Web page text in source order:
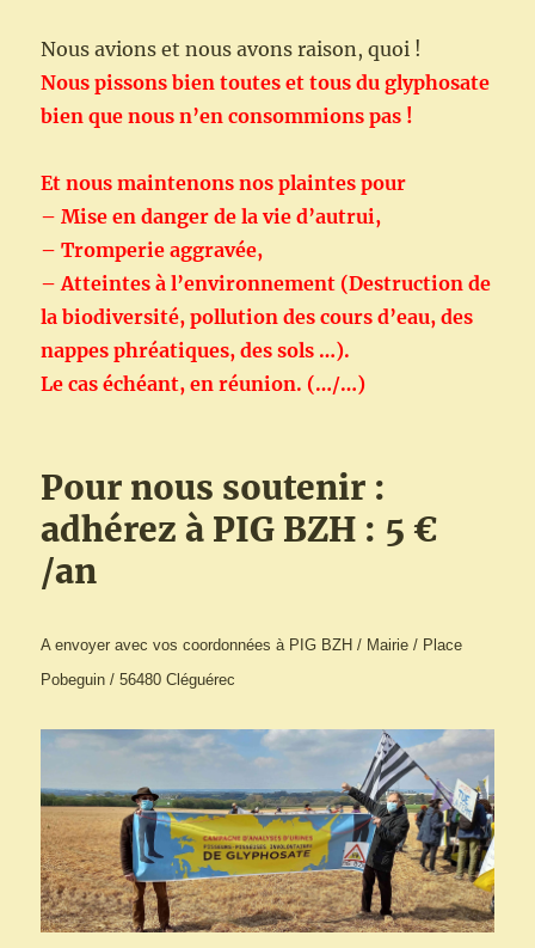
Nous avions et nous avons raison, quoi !
Nous pissons bien toutes et tous du glyphosate
bien que nous n’en consommions pas !
Et nous maintenons nos plaintes pour
– Mise en danger de la vie d’autrui,
– Tromperie aggravée,
– Atteintes à l’environnement (Destruction de
la biodiversité, pollution des cours d’eau, des
nappes phréatiques, des sols …).
Le cas échéant, en réunion. (…/…)
Pour nous soutenir :
adhérez à PIG BZH : 5 €
/an
A envoyer avec vos coordonnées à PIG BZH / Mairie / Place
Pobeguin / 56480 Cléguérec